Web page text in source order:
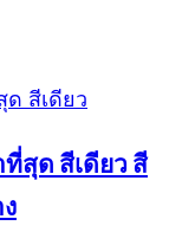
สุด สีเดียว สี